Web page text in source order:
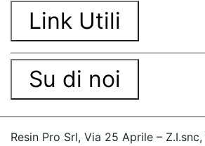
Link Utili
Su di noi
Resin Pro Srl, Via 25 Aprile –